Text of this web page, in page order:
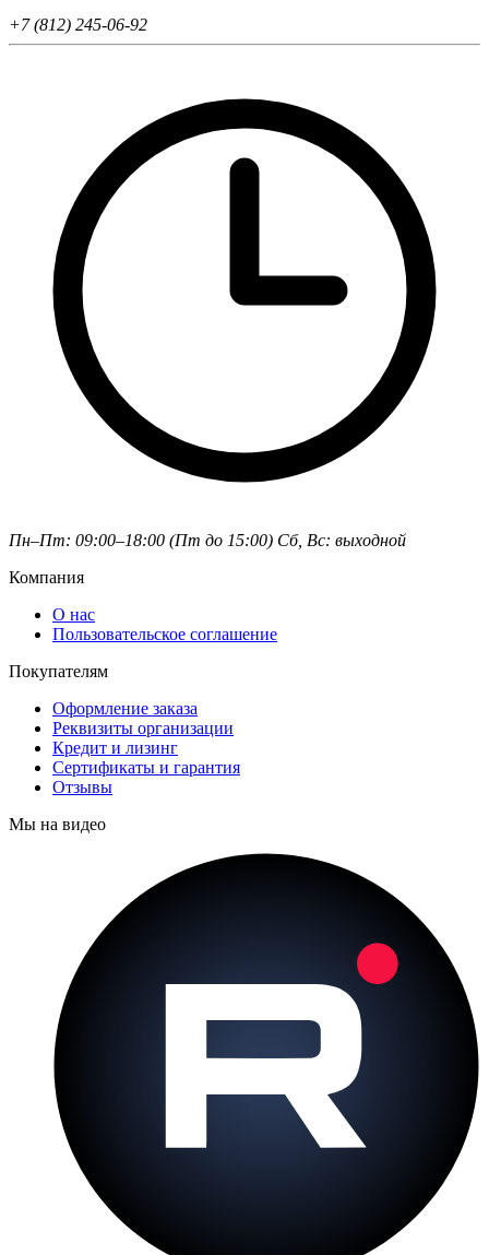
+7 (812) 245-06-92
Пн–Пт: 09:00–18:00 (Пт до 15:00) Сб, Вс: выходной
Компания
О нас
Пользовательское соглашение
Покупателям
Оформление заказа
Реквизиты организации
Кредит и лизинг
Сертификаты и гарантия
Отзывы
Мы на видео